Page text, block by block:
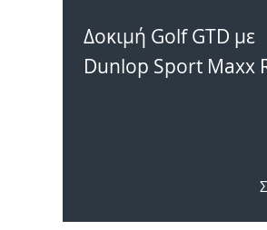
Δοκιμή Golf GTD με
Dunlop Sport Maxx